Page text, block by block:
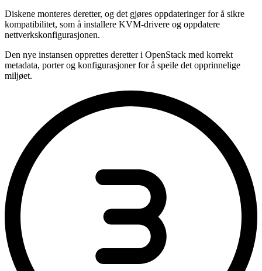
Diskene monteres deretter, og det gjøres oppdateringer for å sikre
kompatibilitet, som å installere KVM-drivere og oppdatere
nettverkskonfigurasjonen.
Den nye instansen opprettes deretter i OpenStack med korrekt
metadata, porter og konfigurasjoner for å speile det opprinnelige
miljøet.